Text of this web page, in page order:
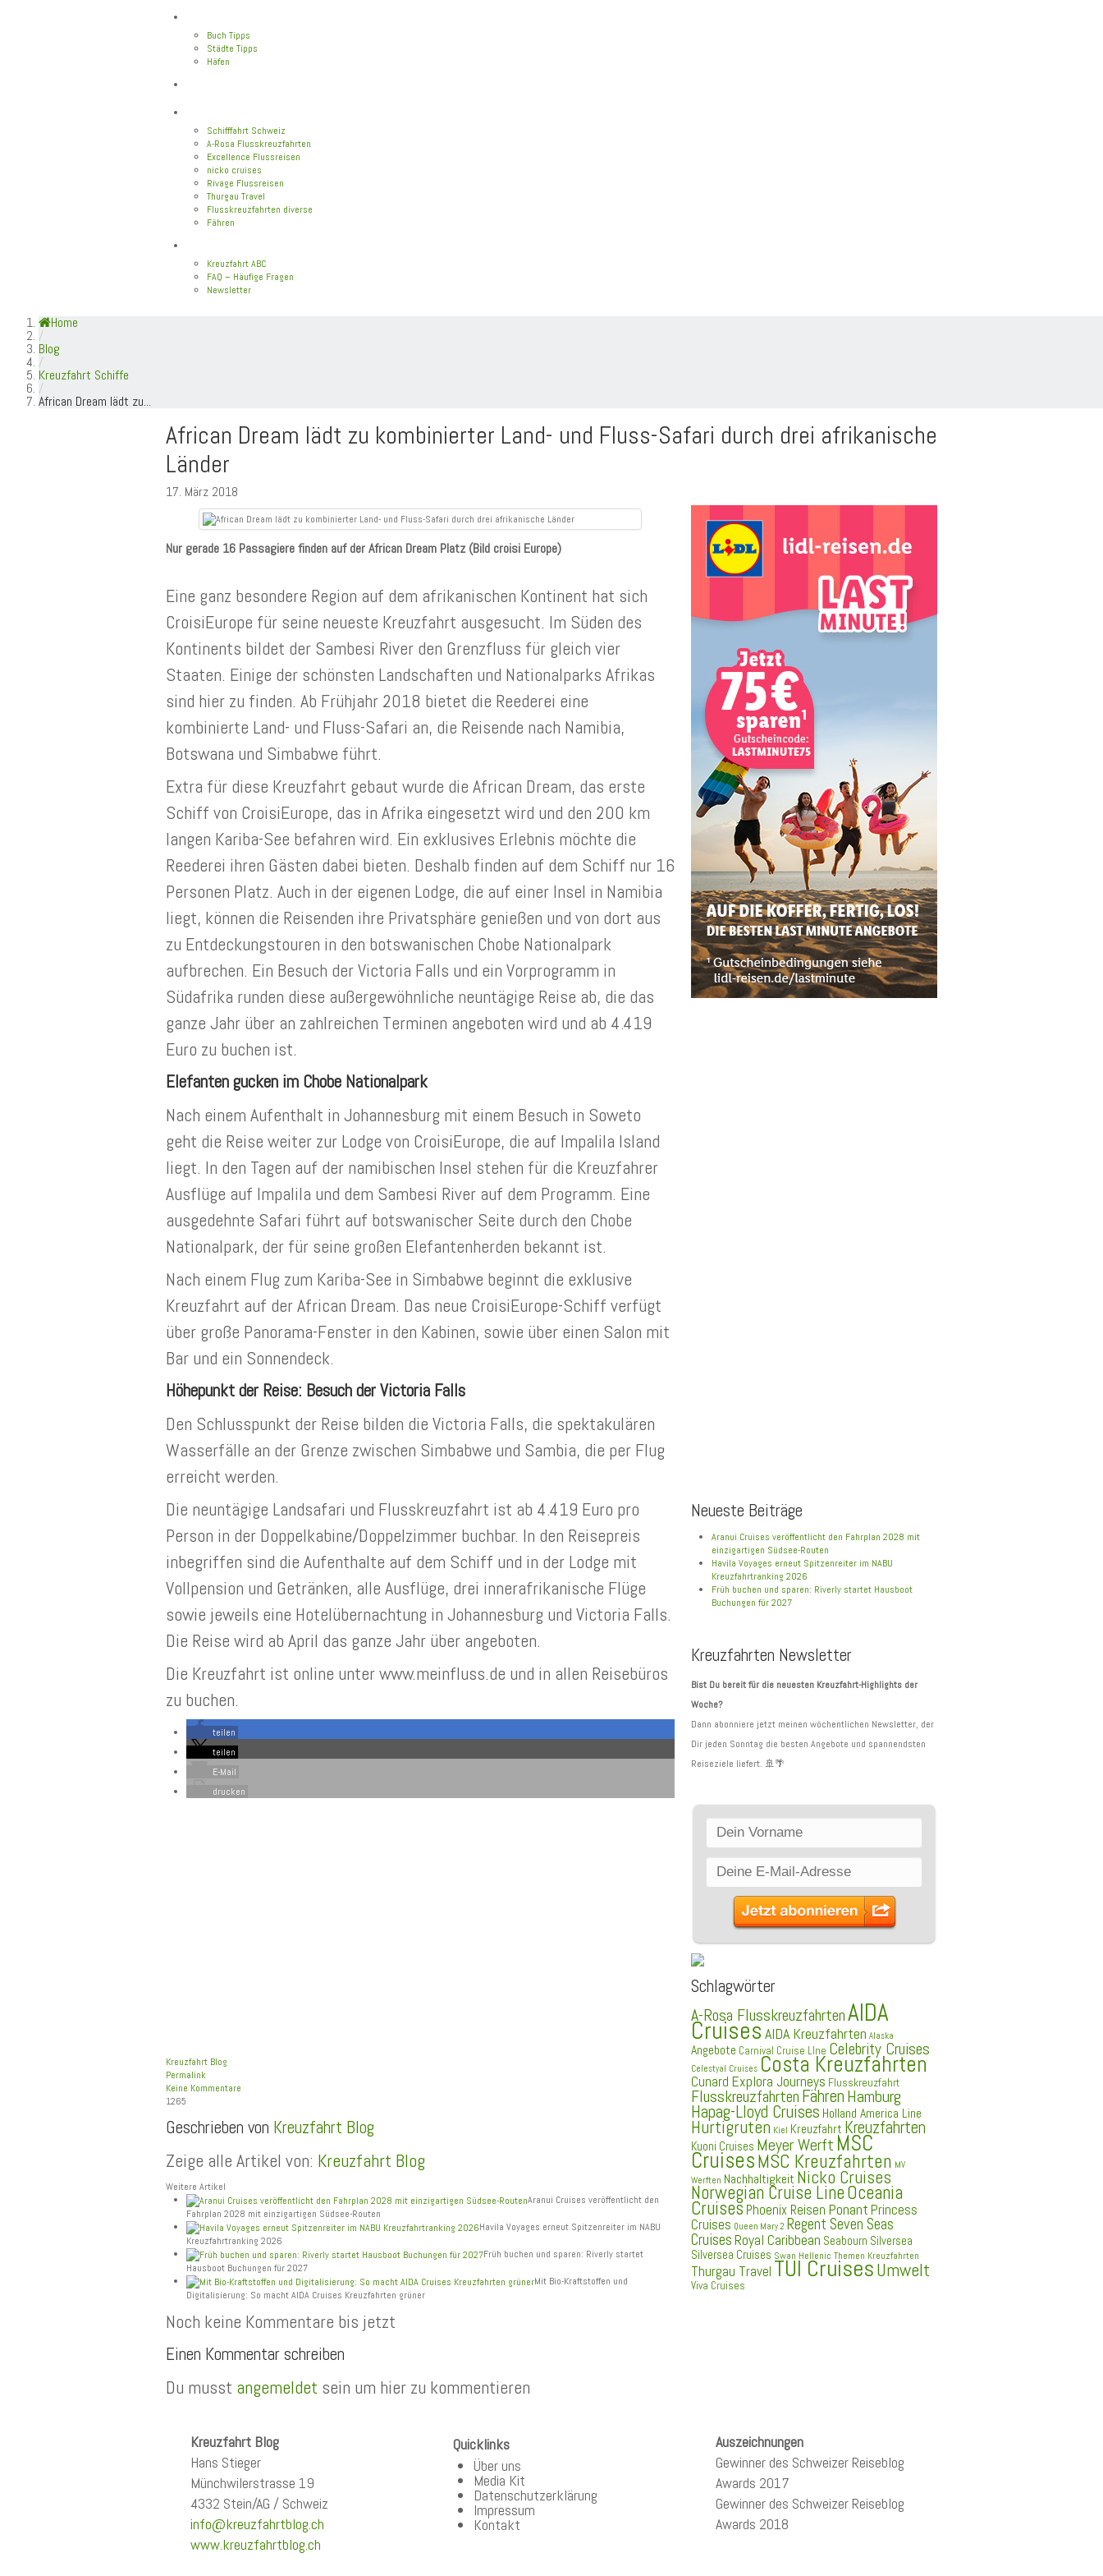
Buch Tipps
Städte Tipps
Häfen
Schifffahrt Schweiz
A-Rosa Flusskreuzfahrten
Excellence Flussreisen
nicko cruises
Rivage Flussreisen
Thurgau Travel
Flusskreuzfahrten diverse
Fähren
Kreuzfahrt ABC
FAQ – Häufige Fragen
Newsletter
Home
/
Blog
/
Kreuzfahrt Schiffe
/
African Dream lädt zu...
African Dream lädt zu kombinierter Land- und Fluss-Safari durch drei afrikanische
Länder
17. März 2018
Nur gerade 16 Passagiere finden auf der African Dream Platz (Bild croisi Europe)
Eine ganz besondere Region auf dem afrikanischen Kontinent hat sich
CroisiEurope für seine neueste Kreuzfahrt ausgesucht. Im Süden des
Kontinents bildet der Sambesi River den Grenzfluss für gleich vier
Staaten. Einige der schönsten Landschaften und Nationalparks Afrikas
sind hier zu finden. Ab Frühjahr 2018 bietet die Reederei eine
kombinierte Land- und Fluss-Safari an, die Reisende nach Namibia,
Botswana und Simbabwe führt.
Extra für diese Kreuzfahrt gebaut wurde die African Dream, das erste
Schiff von CroisiEurope, das in Afrika eingesetzt wird und den 200 km
langen Kariba-See befahren wird. Ein exklusives Erlebnis möchte die
Reederei ihren Gästen dabei bieten. Deshalb finden auf dem Schiff nur 16
Personen Platz. Auch in der eigenen Lodge, die auf einer Insel in Namibia
liegt, können die Reisenden ihre Privatsphäre genießen und von dort aus
zu Entdeckungstouren in den botswanischen Chobe Nationalpark
aufbrechen. Ein Besuch der Victoria Falls und ein Vorprogramm in
Südafrika runden diese außergewöhnliche neuntägige Reise ab, die das
ganze Jahr über an zahlreichen Terminen angeboten wird und ab 4.419
Euro zu buchen ist.
Elefanten gucken im Chobe Nationalpark
Nach einem Aufenthalt in Johannesburg mit einem Besuch in Soweto
geht die Reise weiter zur Lodge von CroisiEurope, die auf Impalila Island
liegt. In den Tagen auf der namibischen Insel stehen für die Kreuzfahrer
Ausflüge auf Impalila und dem Sambesi River auf dem Programm. Eine
ausgedehnte Safari führt auf botswanischer Seite durch den Chobe
Nationalpark, der für seine großen Elefantenherden bekannt ist.
Nach einem Flug zum Kariba-See in Simbabwe beginnt die exklusive
Kreuzfahrt auf der African Dream. Das neue CroisiEurope-Schiff verfügt
über große Panorama-Fenster in den Kabinen, sowie über einen Salon mit
Bar und ein Sonnendeck.
Höhepunkt der Reise: Besuch der Victoria Falls
Den Schlusspunkt der Reise bilden die Victoria Falls, die spektakulären
Wasserfälle an der Grenze zwischen Simbabwe und Sambia, die per Flug
erreicht werden.
Die neuntägige Landsafari und Flusskreuzfahrt ist ab 4.419 Euro pro
Person in der Doppelkabine/Doppelzimmer buchbar. In den Reisepreis
inbegriffen sind die Aufenthalte auf dem Schiff und in der Lodge mit
Vollpension und Getränken, alle Ausflüge, drei innerafrikanische Flüge
sowie jeweils eine Hotelübernachtung in Johannesburg und Victoria Falls.
Die Reise wird ab April das ganze Jahr über angeboten.
Die Kreuzfahrt ist online unter www.meinfluss.de und in allen Reisebüros
zu buchen.
teilen
teilen
E-Mail
drucken
Kreuzfahrt Blog
Permalink
Keine Kommentare
1265
Geschrieben von Kreuzfahrt Blog
Zeige alle Artikel von: Kreuzfahrt Blog
Weitere Artikel
Aranui Cruises veröffentlicht den
Fahrplan 2028 mit einzigartigen Südsee-Routen
Havila Voyages erneut Spitzenreiter im NABU
Kreuzfahrtranking 2026
Früh buchen und sparen: Riverly startet
Hausboot Buchungen für 2027
Mit Bio-Kraftstoffen und
Digitalisierung: So macht AIDA Cruises Kreuzfahrten grüner
Noch keine Kommentare bis jetzt
Einen Kommentar schreiben
Du musst angemeldet sein um hier zu kommentieren
Neueste Beiträge
Aranui Cruises veröffentlicht den Fahrplan 2028 mit
einzigartigen Südsee-Routen
Havila Voyages erneut Spitzenreiter im NABU
Kreuzfahrtranking 2026
Früh buchen und sparen: Riverly startet Hausboot
Buchungen für 2027
Kreuzfahrten Newsletter
Bist Du bereit für die neuesten Kreuzfahrt-Highlights der
Woche?
Dann abonniere jetzt meinen wöchentlichen Newsletter, der
Dir jeden Sonntag die besten Angebote und spannendsten
Reiseziele liefert. 🚢🌴
Schlagwörter
A-Rosa FlusskreuzfahrtenAIDA
CruisesAIDA Kreuzfahrten Alaska
Angebote Carnival Cruise LIne Celebrity Cruises
Celestyal Cruises Costa Kreuzfahrten
Cunard Explora Journeys Flusskreuzfahrt
Flusskreuzfahrten FährenHamburg
Hapag-Lloyd Cruises Holland America Line
Hurtigruten Kiel Kreuzfahrt Kreuzfahrten
Kuoni Cruises Meyer Werft MSC
CruisesMSC Kreuzfahrten MV
Werften Nachhaltigkeit Nicko Cruises
Norwegian Cruise LineOceania
Cruises Phoenix Reisen PonantPrincess
Cruises Queen Mary 2 Regent Seven Seas
CruisesRoyal Caribbean Seabourn Silversea
Silversea Cruises Swan Hellenic Themen Kreuzfahrten
Thurgau Travel TUI CruisesUmwelt
Viva Cruises
Kreuzfahrt Blog
Hans Stieger
Münchwilerstrasse 19
4332 Stein/AG / Schweiz
info@kreuzfahrtblog.ch
www.kreuzfahrtblog.ch
Quicklinks
Über uns
Media Kit
Datenschutzerklärung
Impressum
Kontakt
Auszeichnungen
Gewinner des Schweizer Reiseblog
Awards 2017
Gewinner des Schweizer Reiseblog
Awards 2018